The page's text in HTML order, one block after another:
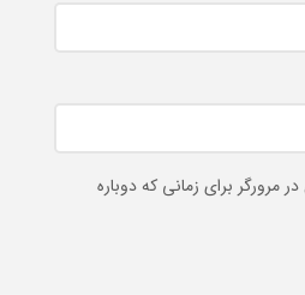
مرورگر برای زمانی که دوباره